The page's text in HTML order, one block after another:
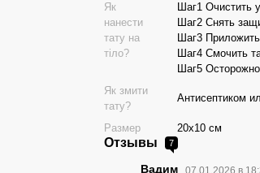
Як
нанести
тату на
тіло?
Шаг1 Очистить
Шаг2 Снять
Шаг3
Шаг4 Смочить
Шаг5
Як змити
тату?
Антисептиком
Размер 20х10 см
Отзывы 7
Вадим 07.01.2026 в